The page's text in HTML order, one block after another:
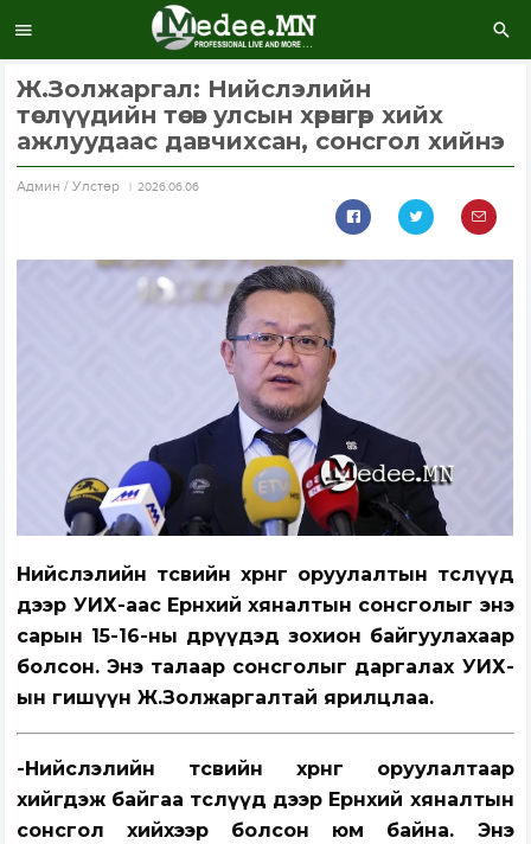
Ж.Золжаргал: Нийслэлийн
төслүүдийн төсөв улсын хөрөнгөөр хийх
ажлуудаас давчихсан, сонсгол хийнэ
Aдмин / Улстөр 2026.06.06
Нийслэлийн төсвийн хөрөнгө оруулалтын төслүүд
дээр УИХ-аас Ерөнхий хяналтын сонсголыг энэ
сарын 15-16-ны өдрүүдэд зохион байгуулахаар
болсон. Энэ талаар сонсголыг даргалах УИХ-
ын гишүүн Ж.Золжаргалтай ярилцлаа.
-Нийслэлийн төсвийн хөрөнгө оруулалтаар
хийгдэж байгаа төслүүд дээр Ерөнхий хяналтын
сонсгол хийхээр болсон юм байна. Энэ